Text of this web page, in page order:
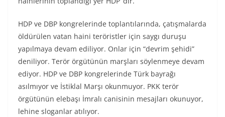
HDP ve DBP kongrelerinde toplantılarında, çatışmalarda
öldürülen vatan haini teröristler için saygı duruşu
yapılmaya devam ediliyor. Onlar için “devrim şehidi”
deniliyor. Terör örgütünün marşları söylenmeye devam
ediyor. HDP ve DBP kongrelerinde Türk bayrağı
asılmıyor ve İstiklal Marşı okunmuyor. PKK terör
örgütünün elebaşı İmralı canisinin mesajları okunuyor,
lehine sloganlar atılıyor.